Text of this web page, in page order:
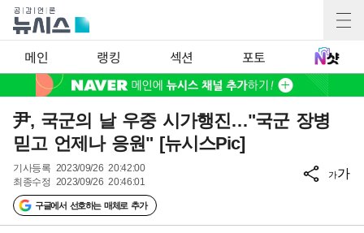
메인 랭킹 섹션 포토
尹, 국군의 날 우중 시가행진…"국군 장병
믿고 언제나 응원" [뉴시스Pic]
기사등록 2023/09/26 20:42:00
최종수정 2023/09/26 20:46:01
구글에서 선호하는 매체로 추가
가가